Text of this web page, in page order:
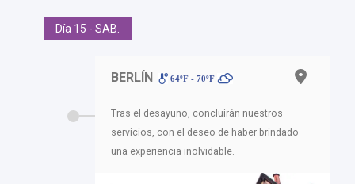
Día 15 - SAB.
BERLÍN 64ºF - 70ºF
Tras el desayuno, concluirán nuestros
servicios, con el deseo de haber brindado
una experiencia inolvidable.